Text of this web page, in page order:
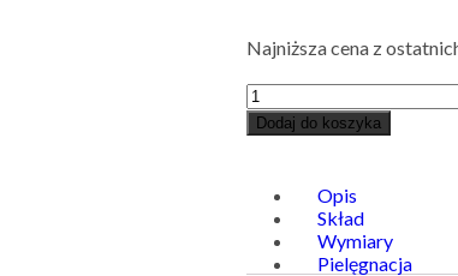
Najniższa cena z
Dodaj do koszyka
Opis
Skład
Wymiary
Pielęgnacja